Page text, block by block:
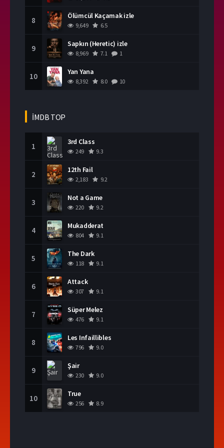
8 Ölümcül Kaçamak izle
9,649 6.5
9 Sapkın (Heretic) izle
8,969 7.1 1
10 Yan Yana
8,392 8.0 10
İMDB TOP
1 3rd Class
249 9.3
2 12th Fail
2,183 9.2
3 Not a Game
220 9.2
4 Mukadderat
804 9.1
5 The Dark
118 9.1
6 Attack
307 9.1
7 Süper Melez
476 9.1
8 Les Infaillibles
796 9.0
9 Şair
230 9.0
10 True
256 8.9